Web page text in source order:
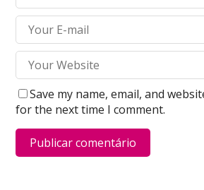
Save my name, email, and
for the next time I comment.